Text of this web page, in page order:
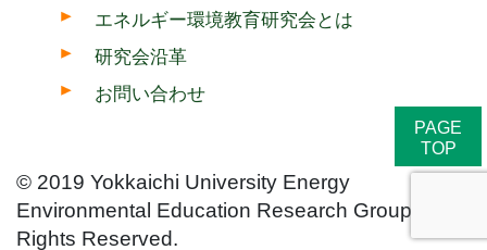
エネルギー環境教育研究会とは
研究会沿革
お問い合わせ
© 2019 Yokkaichi University Energy
Environmental Education Research Group All
Rights Reserved.
PAGE
TOP